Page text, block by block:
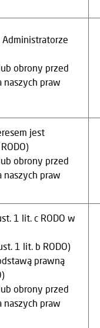
obrony przed
naszych praw
jest
obrony przed
naszych praw
1 lit. c RODO w
1 lit. b RODO)
prawną
obrony przed
naszych praw